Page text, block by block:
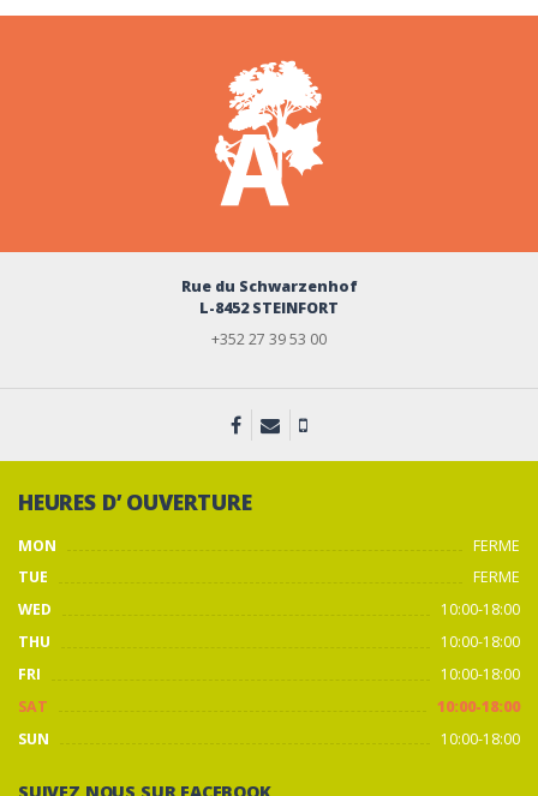
Rue du Schwarzenhof
L-8452 STEINFORT
+352 27 39 53 00
HEURES D’ OUVERTURE
MON
FERME
TUE
FERME
WED
10:00-18:00
THU
10:00-18:00
FRI
10:00-18:00
SAT
10:00-18:00
SUN
10:00-18:00